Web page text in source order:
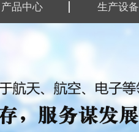
产品中心
钛设备类
生产设备